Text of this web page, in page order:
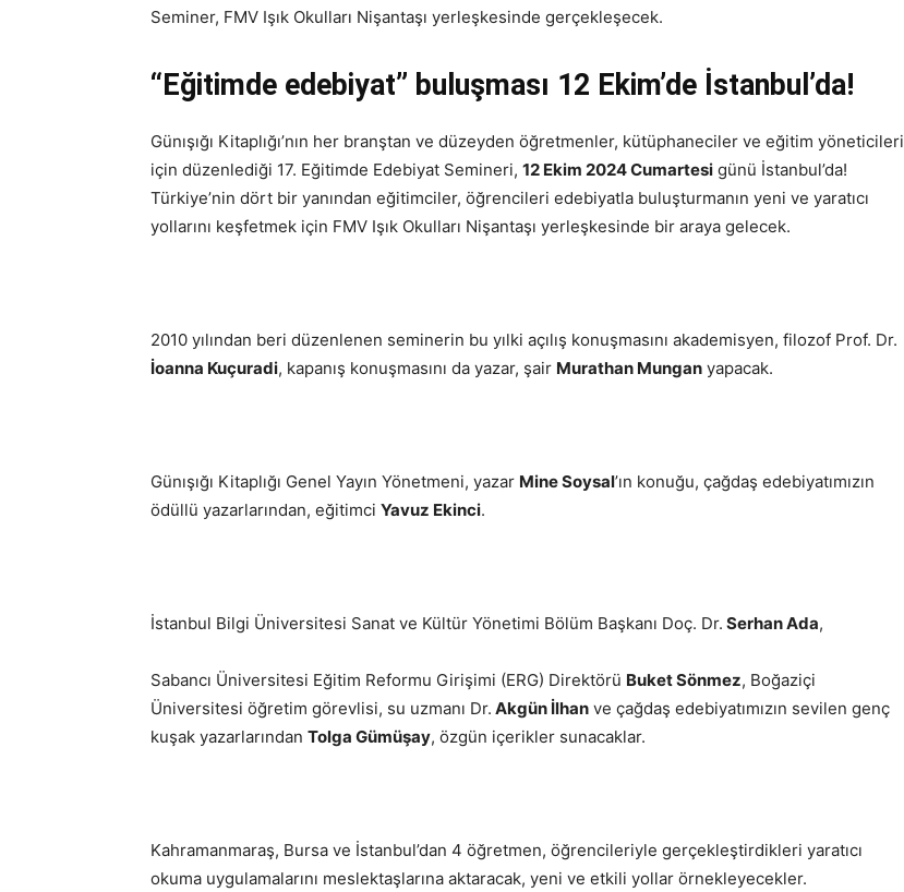
Seminer, FMV Işık Okulları Nişantaşı yerleşkesinde gerçekleşecek.
“Eğitimde edebiyat” buluşması 12 Ekim’de İstanbul’da!
Günışığı Kitaplığı’nın her branştan ve düzeyden öğretmenler, kütüphaneciler ve eğitim yöneticileri
için düzenlediği 17. Eğitimde Edebiyat Semineri, 12 Ekim 2024 Cumartesi günü İstanbul’da!
Türkiye’nin dört bir yanından eğitimciler, öğrencileri edebiyatla buluşturmanın yeni ve yaratıcı
yollarını keşfetmek için FMV Işık Okulları Nişantaşı yerleşkesinde bir araya gelecek.
2010 yılından beri düzenlenen seminerin bu yılki açılış konuşmasını akademisyen, filozof Prof. Dr.
İoanna Kuçuradi, kapanış konuşmasını da yazar, şair Murathan Mungan yapacak.
Günışığı Kitaplığı Genel Yayın Yönetmeni, yazar Mine Soysal’ın konuğu, çağdaş edebiyatımızın
ödüllü yazarlarından, eğitimci Yavuz Ekinci.
İstanbul Bilgi Üniversitesi Sanat ve Kültür Yönetimi Bölüm Başkanı Doç. Dr. Serhan Ada,
Sabancı Üniversitesi Eğitim Reformu Girişimi (ERG) Direktörü Buket Sönmez, Boğaziçi
Üniversitesi öğretim görevlisi, su uzmanı Dr. Akgün İlhan ve çağdaş edebiyatımızın sevilen genç
kuşak yazarlarından Tolga Gümüşay, özgün içerikler sunacaklar.
Kahramanmaraş, Bursa ve İstanbul’dan 4 öğretmen, öğrencileriyle gerçekleştirdikleri yaratıcı
okuma uygulamalarını meslektaşlarına aktaracak, yeni ve etkili yollar örnekleyecekler.